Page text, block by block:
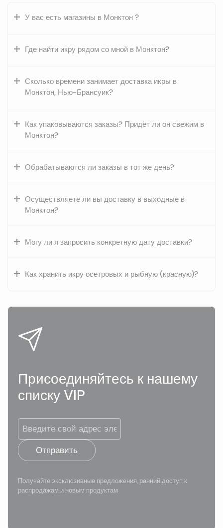
У вас есть магазины в Монктон ?
Где найти икру рядом со мной в Монктон?
Сколько времени занимает доставка икры в
Монктон, Нью-Брансуик?
Как упаковываются заказы? Придёт ли он свежим в
Монктон?
Обрабатываются ли заказы в тот же день?
Осуществляете ли вы доставку в выходные в
Монктон?
Могу ли я запросить конкретную дату доставки?
Как хранить икру осетровых и рыбную (красную)?
Присоединяйтесь к нашему
списку VIP
Отправить
Получайте эксклюзивные предложения, ранний доступ к
распродажам и новым продуктам